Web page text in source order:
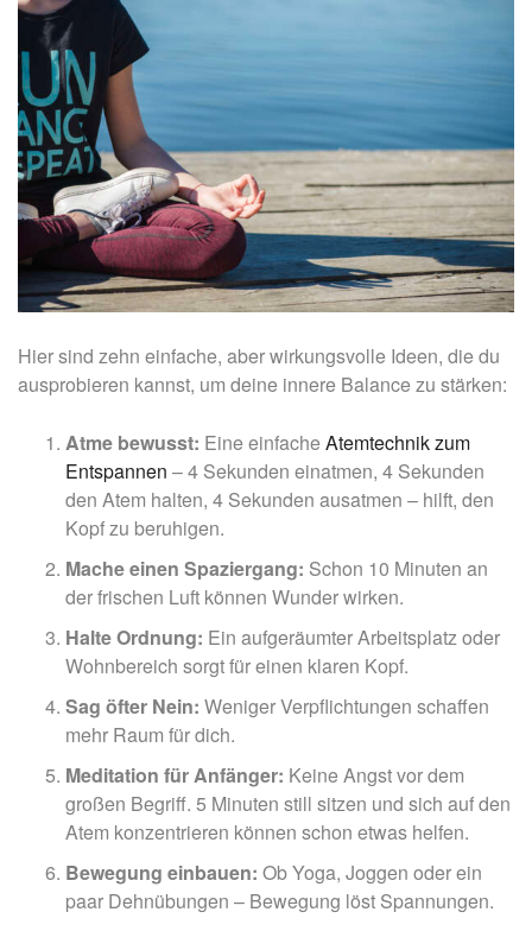
Hier sind zehn einfache, aber wirkungsvolle Ideen, die du
ausprobieren kannst, um deine innere Balance zu stärken:
Atme bewusst: Eine einfache Atemtechnik zum
Entspannen – 4 Sekunden einatmen, 4 Sekunden
den Atem halten, 4 Sekunden ausatmen – hilft, den
Kopf zu beruhigen.
Mache einen Spaziergang: Schon 10 Minuten an
der frischen Luft können Wunder wirken.
Halte Ordnung: Ein aufgeräumter Arbeitsplatz oder
Wohnbereich sorgt für einen klaren Kopf.
Sag öfter Nein: Weniger Verpflichtungen schaffen
mehr Raum für dich.
Meditation für Anfänger: Keine Angst vor dem
großen Begriff. 5 Minuten still sitzen und sich auf den
Atem konzentrieren können schon etwas helfen.
Bewegung einbauen: Ob Yoga, Joggen oder ein
paar Dehnübungen – Bewegung löst Spannungen.